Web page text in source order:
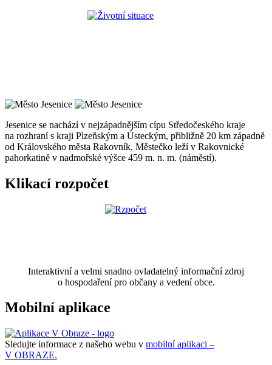
Jesenice se nachází v nejzápadnějším cípu Středočeského kraje
na rozhraní s kraji Plzeňským a Ústeckým, přibližně 20 km západně
od Královského města Rakovník. Městečko leží v Rakovnické
pahorkatině v nadmořské výšce 459 m. n. m. (náměstí).
Klikací rozpočet
Interaktivní a velmi snadno ovladatelný informační zdroj
o hospodaření pro občany a vedení obce.
Mobilní aplikace
Sledujte informace z našeho webu v mobilní aplikaci –
V OBRAZE.